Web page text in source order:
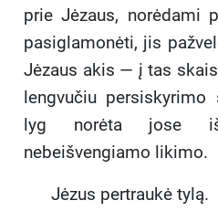
prie Jėzaus, norėdami
pasiglamonėti, jis
Jėzaus akis — į tas
lengvučiu
lyg norėta jose
nebeišvengiamo likimo.
Jėzus pertraukė tylą.